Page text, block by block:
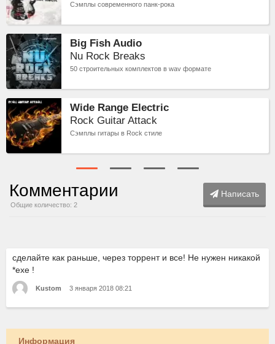
Сэмплы современного панк-рока
Big Fish Audio
Nu Rock Breaks
50 строительных комплектов в wav формате
Wide Range Electric
Rock Guitar Attack
Сэмплы гитары в Rock стиле
Комментарии
Общие количество: 2
Написать
сделайте как раньше, через торрент и все! Не нужен никакой
*exe !
Kustom 3 января 2018 08:21
Информация